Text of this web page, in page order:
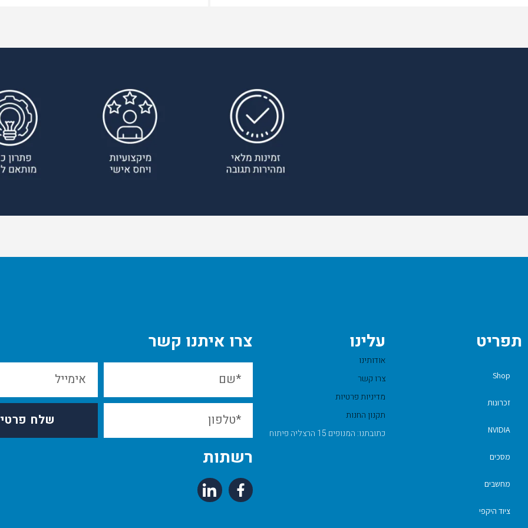
תפריט
Shop
זכרונות
NVIDIA
מסכים
מחשבים
ציוד היקפי
עלינו
אודותינו
צרו קשר
מדיניות פרטיות
תקנון החנות
כתובתנו: המנופים 15 הרצליה פיתוח
צרו איתנו קשר
שלח
רשתות